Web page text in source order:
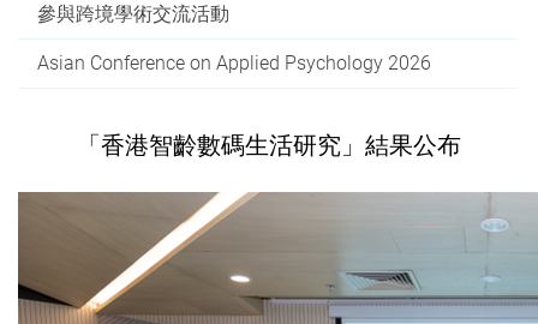
參與跨境學術交流活動
Asian Conference on Applied Psychology 2026
「香港智齡數碼生活研究」結果公布